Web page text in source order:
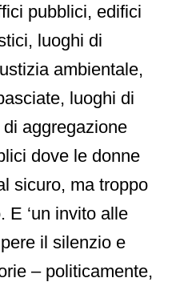
pubblici, edifici
luoghi di
ambientale,
luoghi di
aggregazione
dove le donne
sicuro, ma troppo
E ‘un invito alle
il silenzio e
– politicamente,